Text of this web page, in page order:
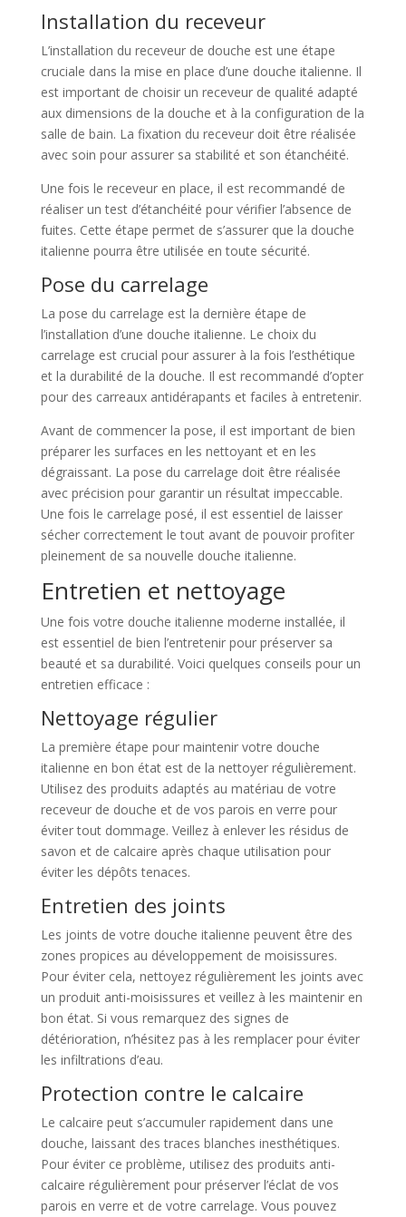
Installation du receveur
L’installation du receveur de douche est une étape
cruciale dans la mise en place d’une douche italienne. Il
est important de choisir un receveur de qualité adapté
aux dimensions de la douche et à la configuration de la
salle de bain. La fixation du receveur doit être réalisée
avec soin pour assurer sa stabilité et son étanchéité.
Une fois le receveur en place, il est recommandé de
réaliser un test d’étanchéité pour vérifier l’absence de
fuites. Cette étape permet de s’assurer que la douche
italienne pourra être utilisée en toute sécurité.
Pose du carrelage
La pose du carrelage est la dernière étape de
l’installation d’une douche italienne. Le choix du
carrelage est crucial pour assurer à la fois l’esthétique
et la durabilité de la douche. Il est recommandé d’opter
pour des carreaux antidérapants et faciles à entretenir.
Avant de commencer la pose, il est important de bien
préparer les surfaces en les nettoyant et en les
dégraissant. La pose du carrelage doit être réalisée
avec précision pour garantir un résultat impeccable.
Une fois le carrelage posé, il est essentiel de laisser
sécher correctement le tout avant de pouvoir profiter
pleinement de sa nouvelle douche italienne.
Entretien et nettoyage
Une fois votre douche italienne moderne installée, il
est essentiel de bien l’entretenir pour préserver sa
beauté et sa durabilité. Voici quelques conseils pour un
entretien efficace :
Nettoyage régulier
La première étape pour maintenir votre douche
italienne en bon état est de la nettoyer régulièrement.
Utilisez des produits adaptés au matériau de votre
receveur de douche et de vos parois en verre pour
éviter tout dommage. Veillez à enlever les résidus de
savon et de calcaire après chaque utilisation pour
éviter les dépôts tenaces.
Entretien des joints
Les joints de votre douche italienne peuvent être des
zones propices au développement de moisissures.
Pour éviter cela, nettoyez régulièrement les joints avec
un produit anti-moisissures et veillez à les maintenir en
bon état. Si vous remarquez des signes de
détérioration, n’hésitez pas à les remplacer pour éviter
les infiltrations d’eau.
Protection contre le calcaire
Le calcaire peut s’accumuler rapidement dans une
douche, laissant des traces blanches inesthétiques.
Pour éviter ce problème, utilisez des produits anti-
calcaire régulièrement pour préserver l’éclat de vos
parois en verre et de votre carrelage. Vous pouvez